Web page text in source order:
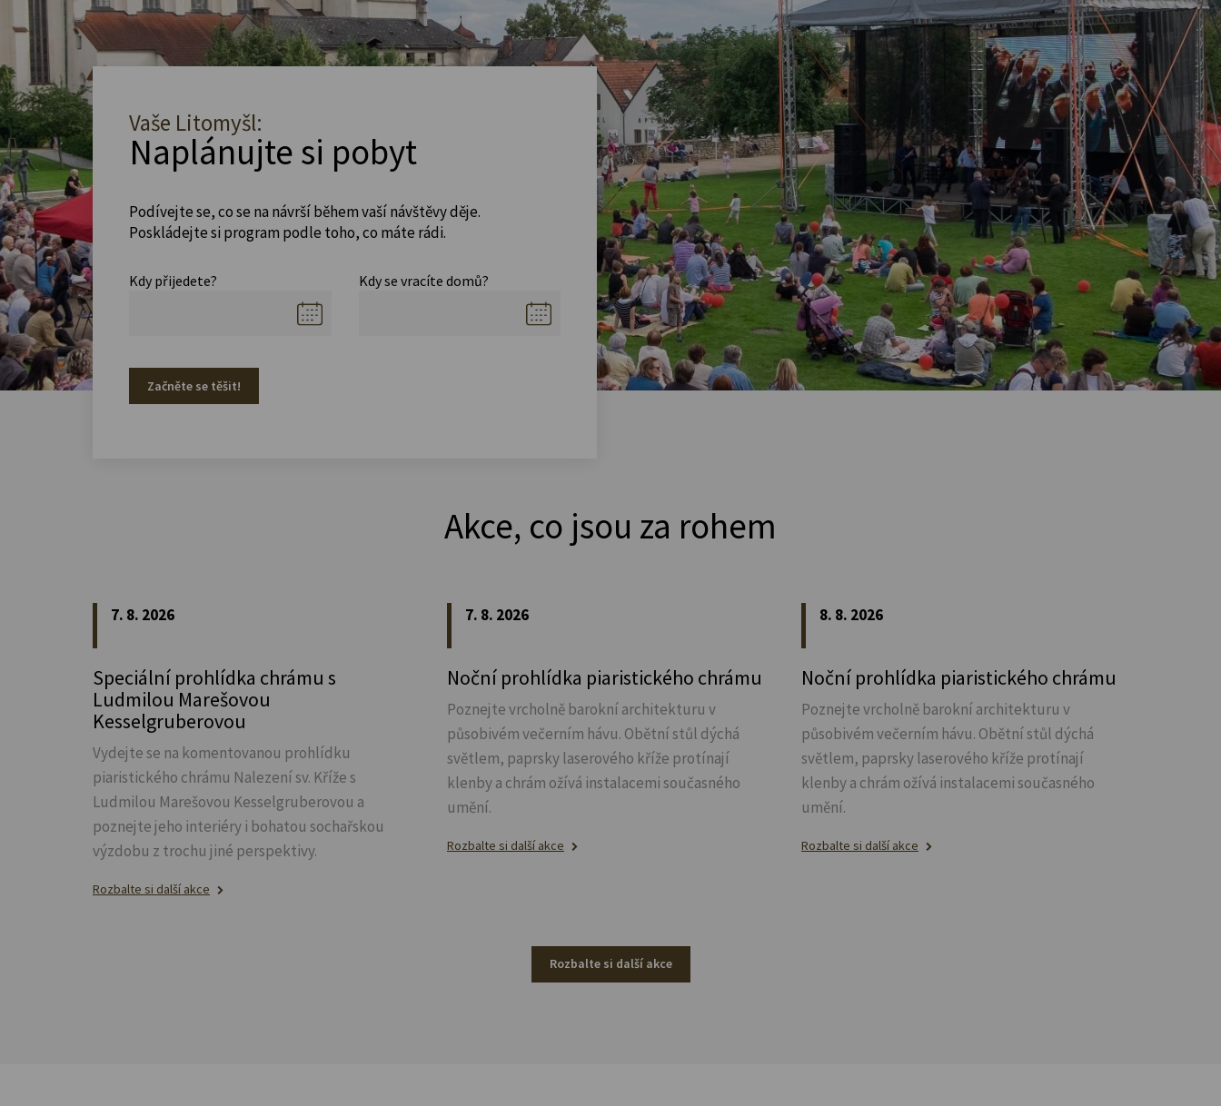
Vaše Litomyšl:
Naplánujte si pobyt
Podívejte se, co se na návrší během vaší návštěvy děje.
Poskládejte si program podle toho, co máte rádi.
Kdy přijedete? Kdy se vracíte domů?
Začněte se těšit!
Akce, co jsou za rohem
7. 8. 2026
Speciální prohlídka chrámu s
Ludmilou Marešovou
Kesselgruberovou
Vydejte se na komentovanou prohlídku
piaristického chrámu Nalezení sv. Kříže s
Ludmilou Marešovou Kesselgruberovou a
poznejte jeho interiéry i bohatou sochařskou
výzdobu z trochu jiné perspektivy.
Rozbalte si další akce
7. 8. 2026
Noční prohlídka piaristického chrámu
Poznejte vrcholně barokní architekturu v
působivém večerním hávu. Obětní stůl dýchá
světlem, paprsky laserového kříže protínají
klenby a chrám ožívá instalacemi současného
umění.
Rozbalte si další akce
8. 8. 2026
Noční prohlídka piaristického chrámu
Poznejte vrcholně barokní architekturu v
působivém večerním hávu. Obětní stůl dýchá
světlem, paprsky laserového kříže protínají
klenby a chrám ožívá instalacemi současného
umění.
Rozbalte si další akce
Rozbalte si další akce